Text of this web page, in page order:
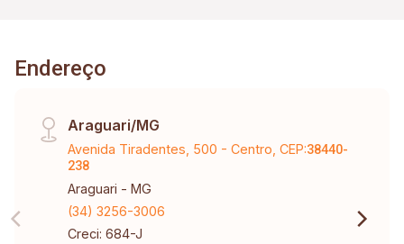
Endereço
Araguari/MG
Avenida Tiradentes, 500 - Centro, CEP:38440-
238
Araguari - MG
(34) 3256-3006
Creci: 684-J